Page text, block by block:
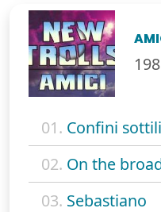
01. Confini sottili
02. On the
03. Sebastiano